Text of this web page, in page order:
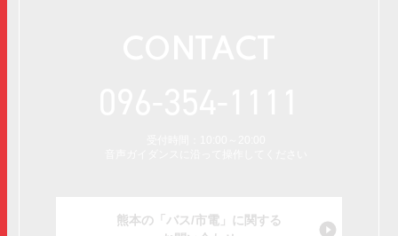
熊本の「バス/市電」に関する